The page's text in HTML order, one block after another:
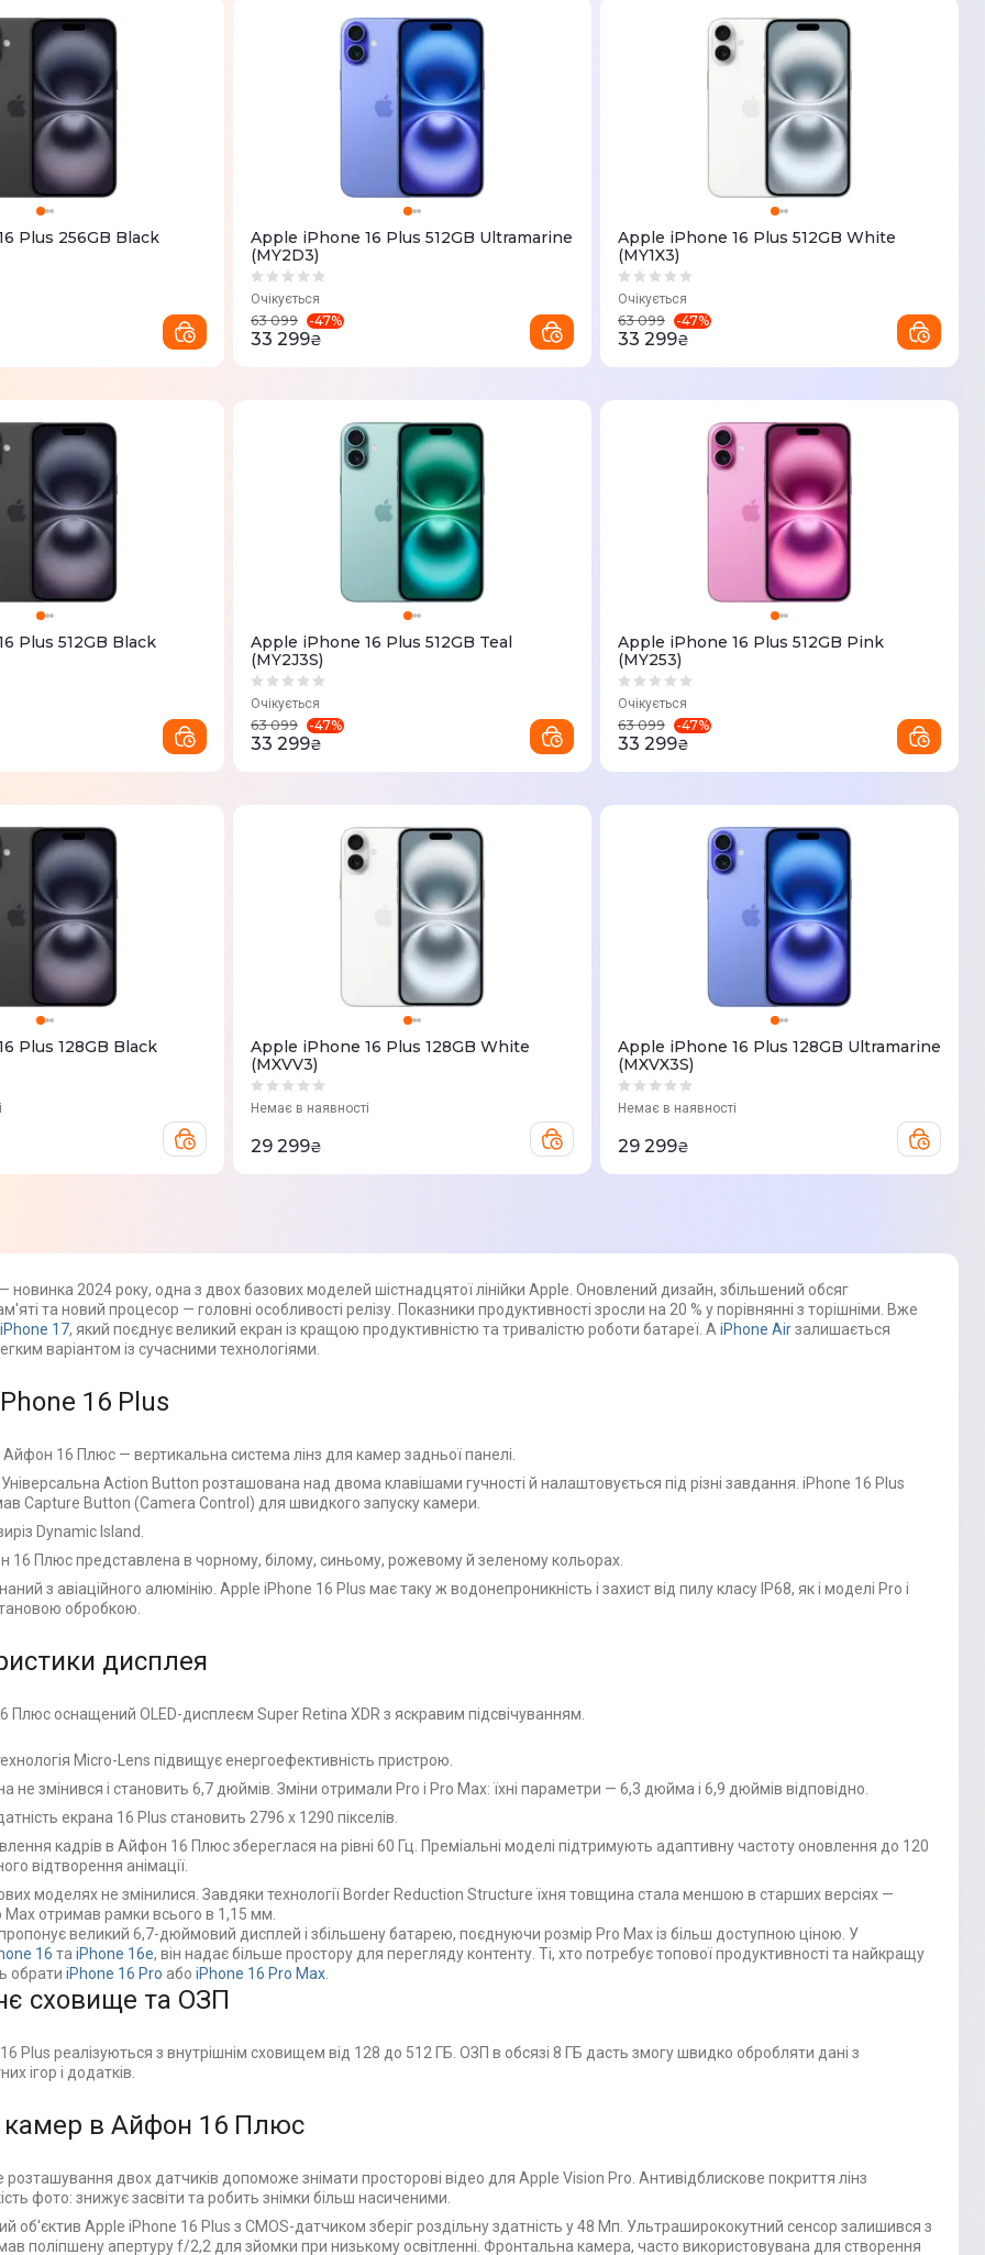
Plus 256GB Black
Apple iPhone 16 Plus 512GB Ultramarine
(MY2D3)
Очікується
63 099 -47%
33 299₴
Apple iPhone 16 Plus 512GB White
(MY1X3)
Очікується
63 099 -47%
33 299₴
Plus 512GB Black
Apple iPhone 16 Plus 512GB Teal
(MY2J3S)
Очікується
63 099 -47%
33 299₴
Apple iPhone 16 Plus 512GB Pink
(MY253)
Очікується
63 099 -47%
33 299₴
Plus 128GB Black
Apple iPhone 16 Plus 128GB White
(MXVV3)
Немає в наявності
29 299₴
Apple iPhone 16 Plus 128GB Ultramarine
(MXVX3S)
Немає в наявності
29 299₴
новинка 2024 року, одна з двох базових моделей шістнадцятої лінійки Apple. Оновлений дизайн, збільшений обсяг
та новий процесор — головні особливості релізу. Показники продуктивності зросли на 20 % у порівнянні з торішніми. Вже
iPhone 17, який поєднує великий екран із кращою продуктивністю та тривалістю роботи батареї. АiPhone Airзалишається
варіантом із сучасними технологіями.
16 Plus
Айфон 16 Плюс — вертикальна система лінз для камер задньої панелі.
Універсальна Action Button розташована над двома клавішами гучності й налаштовується під різні завдання. iPhone 16 Plus
Capture Button (Camera Control) для швидкого запуску камери.
Dynamic Island.
16 Плюс представлена в чорному, білому, синьому, рожевому й зеленому кольорах.
з авіаційного алюмінію. Apple iPhone 16 Plus має таку ж водонепроникність і захист від пилу класу IP68, як і моделі Pro і
обробкою.
дисплея
Плюс оснащений OLED-дисплеєм Super Retina XDR з яскравим підсвічуванням.
Micro-Lens підвищує енергоефективність пристрою.
не змінився і становить 6,7 дюймів. Зміни отримали Pro і Pro Max: їхні параметри — 6,3 дюйма і 6,9 дюймів відповідно.
екрана 16 Plus становить 2796 x 1290 пікселів.
кадрів в Айфон 16 Плюс збереглася на рівні 60 Гц. Преміальні моделі підтримують адаптивну частоту оновлення до 120
відтворення анімації.
моделях не змінилися. Завдяки технології Border Reduction Structure їхня товщина стала меншою в старших версіях —
отримав рамки всього в 1,15 мм.
великий 6,7-дюймовий дисплей і збільшену батарею, поєднуючи розмір Pro Max із більш доступною ціною. У
16 та iPhone 16e, він надає більше простору для перегляду контенту. Ті, хто потребує топової продуктивності та найкращу
обрати iPhone 16 Pro або iPhone 16 Pro Max.
сховище та ОЗП
Plus реалізуються з внутрішнім сховищем від 128 до 512 ГБ. ОЗП в обсязі 8 ГБ дасть змогу швидко обробляти дані з
ігор і додатків.
камер в Айфон 16 Плюс
розташування двох датчиків допоможе знімати просторові відео для Apple Vision Pro. Антивідблискове покриття лінз
фото: знижує засвіти та робить знімки більш насиченими.
об'єктив Apple iPhone 16 Plus з CMOS-датчиком зберіг роздільну здатність у 48 Мп. Ультраширококутний сенсор залишився з
поліпшену апертуру f/2,2 для зйомки при низькому освітленні. Фронтальна камера, часто використовувана для створення